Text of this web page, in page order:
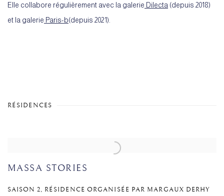
Elle collabore régulièrement avec la galerie Dilecta (depuis 2018)
et la galerie Paris-b(depuis 2021).
RÉSIDENCES
MASSA STORIES
SAISON 2, RÉSIDENCE ORGANISÉE PAR MARGAUX DERHY